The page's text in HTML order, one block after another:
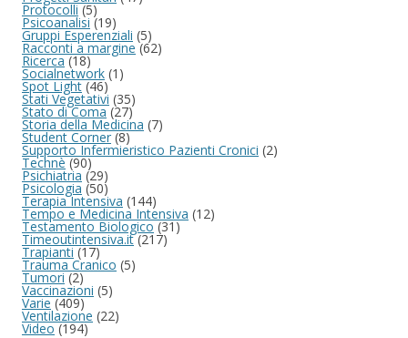
Protocolli(5)
Psicoanalisi (19)
Gruppi Esperenziali (5)
Racconti a margine (62)
Ricerca(18)
Socialnetwork (1)
Spot Light(46)
Stati Vegetativi (35)
Stato di Coma(27)
Storia della Medicina (7)
Student Corner(8)
Supporto Infermieristico Pazienti Cronici (2)
Technè(90)
Psichiatria (29)
Psicologia (50)
Terapia Intensiva (144)
Tempo e Medicina Intensiva (12)
Testamento Biologico(31)
Timeoutintensiva.it(217)
Trapianti(17)
Trauma Cranico (5)
Tumori(2)
Vaccinazioni (5)
Varie(409)
Ventilazione (22)
Video(194)